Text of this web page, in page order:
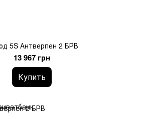
5S Антверпен 2 БРВ
13 967 грн
Купить